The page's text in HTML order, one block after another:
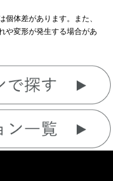
個体差があります。また、
や変形が発生する場合があ